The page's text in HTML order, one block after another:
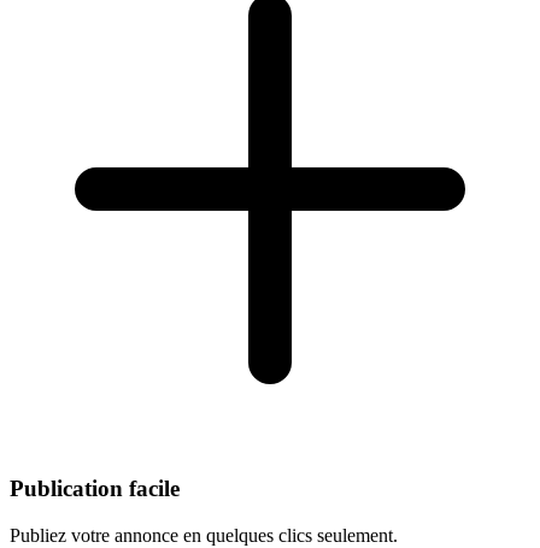
Publication facile
Publiez votre annonce en quelques clics seulement.